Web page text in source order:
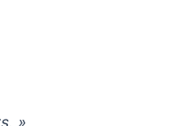
»